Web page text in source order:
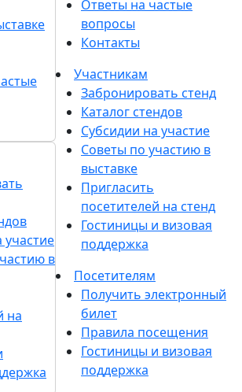
участие
в
на
Ответы на частые
вопросы
Контакты
Участникам
Забронировать стенд
Каталог стендов
Субсидии на участие
Советы по участию в
выставке
Пригласить
посетителей на стенд
Гостиницы и визовая
поддержка
Посетителям
Получить электронный
билет
Правила посещения
Гостиницы и визовая
поддержка